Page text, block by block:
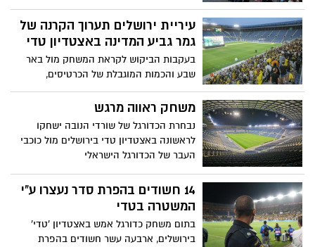
מאירועי הספורט הבולטים בישראל, יתקיים
ב-11-12 ביוני בשדרות אלרוב ממילא, למרגלות
חומות העיר העתיקה בירושלים
עיריית ירושלים תערוך הקרנה של
גמר גביע המדינה באצטדיון טדי
בעקבות הביקוש לקראת המשחק מול באר
שבע והכמות המוגבלת של הכרטיסים,
העירייה באמצעות חברת "אריאל" תקיים
מקווים ומאמינים שהגביע יחזור לירושלים"
משחק ראווה מרגש
נבחרת הכדורגל של שורדי הנובה ישחקו
לראשונה באצטדיון טדי בירושלים מול כוכבי
העבר של הכדורגל הישראלי
14 חשודים בהפרת סדר נעצרו ע"י
המשטרה בטדי
בתום משחק כדורגל אמש באצטדיון 'טדי'
בירושלים, ארבעה עשר חשודים בהפרת